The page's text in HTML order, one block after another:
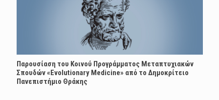
Παρουσίαση του Κοινού Προγράμματος Μεταπτυχιακών
Σπουδών «Evolutionary Medicine» από το Δημοκρίτειο
Πανεπιστήμιο Θράκης